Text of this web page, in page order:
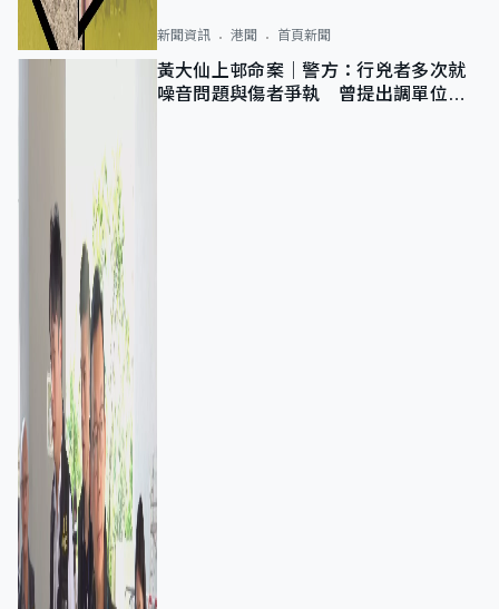
新聞資訊 港聞 首頁新聞
黃大仙上邨命案｜警方：行兇者多次就
噪音問題與傷者爭執 曾提出調單位已